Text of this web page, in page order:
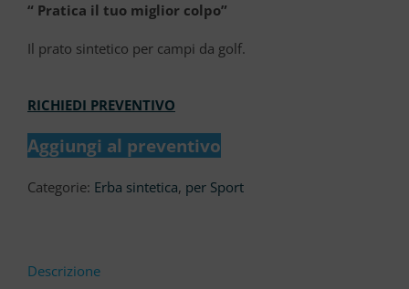
“ Pratica il tuo miglior colpo”
Il prato sintetico per campi da golf.
RICHIEDI PREVENTIVO
Aggiungi al preventivo
Categorie: Erba sintetica, per Sport
Descrizione